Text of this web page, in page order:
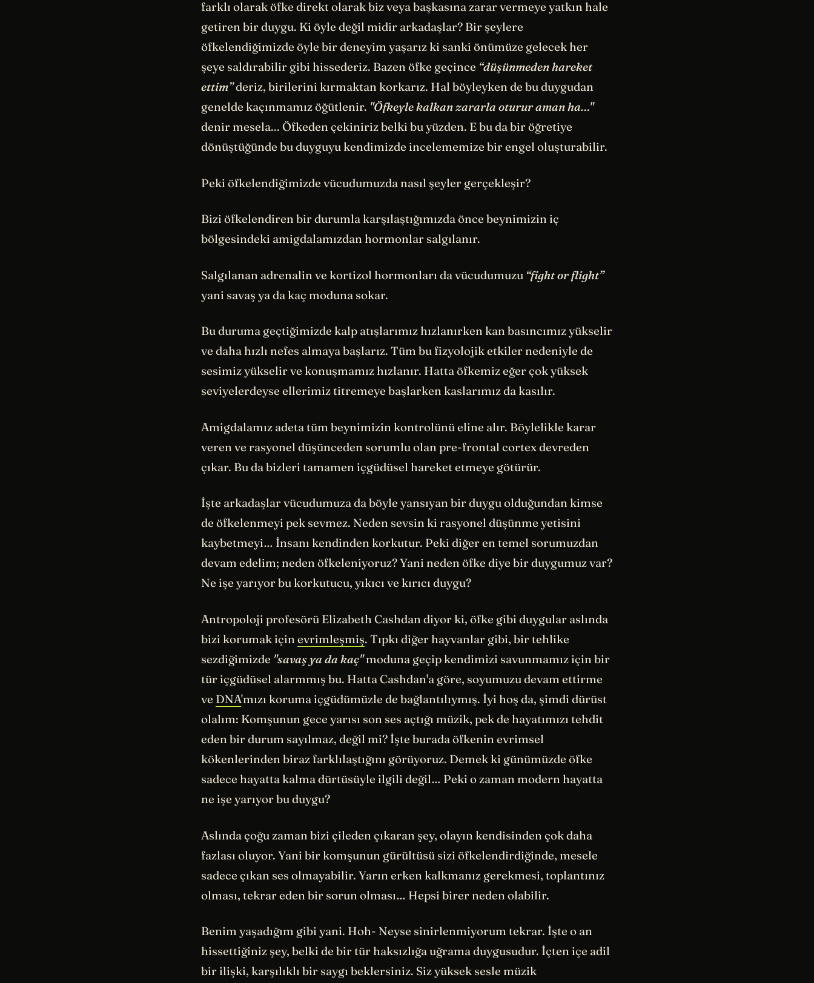
farklı olarak öfke direkt olarak biz veya başkasına zarar vermeye yatkın hale
getiren bir duygu. Ki öyle değil midir arkadaşlar? Bir şeylere
öfkelendiğimizde öyle bir deneyim yaşarız ki sanki önümüze gelecek her
şeye saldırabilir gibi hissederiz. Bazen öfke geçince “düşünmeden hareket
ettim”deriz, birilerini kırmaktan korkarız. Hal böyleyken de bu duygudan
genelde kaçınmamız öğütlenir. "Öfkeyle kalkan zararla oturur aman ha…"
denir mesela... Öfkeden çekiniriz belki bu yüzden. E bu da bir öğretiye
dönüştüğünde bu duyguyu kendimizde incelememize bir engel oluşturabilir.
Peki öfkelendiğimizde vücudumuzda nasıl şeyler gerçekleşir?
Bizi öfkelendiren bir durumla karşılaştığımızda önce beynimizin iç
bölgesindeki amigdalamızdan hormonlar salgılanır.
Salgılanan adrenalin ve kortizol hormonları da vücudumuzu “fight or flight”
yani savaş ya da kaç moduna sokar.
Bu duruma geçtiğimizde kalp atışlarımız hızlanırken kan basıncımız yükselir
ve daha hızlı nefes almaya başlarız. Tüm bu fizyolojik etkiler nedeniyle de
sesimiz yükselir ve konuşmamız hızlanır. Hatta öfkemiz eğer çok yüksek
seviyelerdeyse ellerimiz titremeye başlarken kaslarımız da kasılır.
Amigdalamız adeta tüm beynimizin kontrolünü eline alır. Böylelikle karar
veren ve rasyonel düşünceden sorumlu olan pre-frontal cortex devreden
çıkar. Bu da bizleri tamamen içgüdüsel hareket etmeye götürür.
İşte arkadaşlar vücudumuza da böyle yansıyan bir duygu olduğundan kimse
de öfkelenmeyi pek sevmez. Neden sevsin ki rasyonel düşünme yetisini
kaybetmeyi… İnsanı kendinden korkutur. Peki diğer en temel sorumuzdan
devam edelim; neden öfkeleniyoruz? Yani neden öfke diye bir duygumuz var?
Ne işe yarıyor bu korkutucu, yıkıcı ve kırıcı duygu?
Antropoloji profesörü Elizabeth Cashdan diyor ki, öfke gibi duygular aslında
bizi korumak için evrimleşmiş. Tıpkı diğer hayvanlar gibi, bir tehlike
sezdiğimizde "savaş ya da kaç"moduna geçip kendimizi savunmamız için bir
tür içgüdüsel alarmmış bu. Hatta Cashdan'a göre, soyumuzu devam ettirme
ve DNA'mızı koruma içgüdümüzle de bağlantılıymış. İyi hoş da, şimdi dürüst
olalım: Komşunun gece yarısı son ses açtığı müzik, pek de hayatımızı tehdit
eden bir durum sayılmaz, değil mi? İşte burada öfkenin evrimsel
kökenlerinden biraz farklılaştığını görüyoruz. Demek ki günümüzde öfke
sadece hayatta kalma dürtüsüyle ilgili değil… Peki o zaman modern hayatta
ne işe yarıyor bu duygu?
Aslında çoğu zaman bizi çileden çıkaran şey, olayın kendisinden çok daha
fazlası oluyor. Yani bir komşunun gürültüsü sizi öfkelendirdiğinde, mesele
sadece çıkan ses olmayabilir. Yarın erken kalkmanız gerekmesi, toplantınız
olması, tekrar eden bir sorun olması… Hepsi birer neden olabilir.
Benim yaşadığım gibi yani. Hoh- Neyse sinirlenmiyorum tekrar. İşte o an
hissettiğiniz şey, belki de bir tür haksızlığa uğrama duygusudur. İçten içe adil
bir ilişki, karşılıklı bir saygı beklersiniz. Siz yüksek sesle müzik